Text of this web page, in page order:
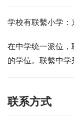
学校有联繫小学
在中学统一派位
的学位。联繫中学
联系方式